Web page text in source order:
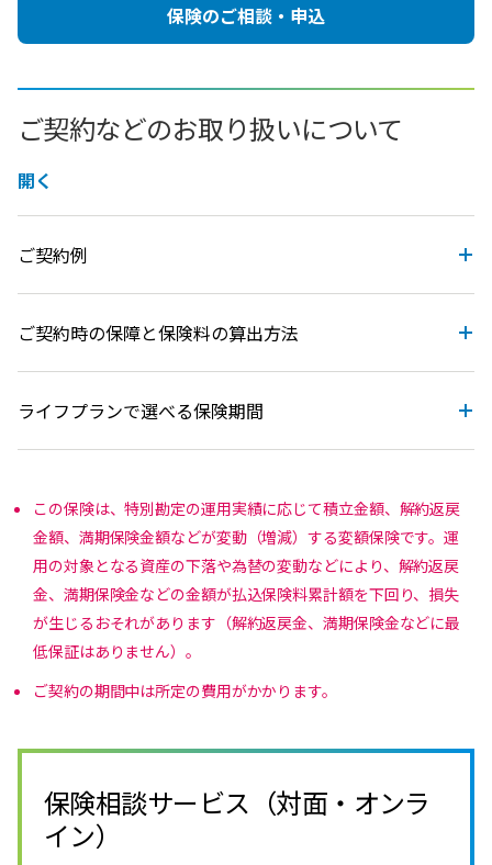
保険のご相談・申込
ご契約などのお取り扱いについて
開く
ご契約例
ご契約時の保障と保険料の算出方法
ライフプランで選べる保険期間
この保険は、特別勘定の運用実績に応じて積立金額、解約返戻
金額、満期保険金額などが変動（増減）する変額保険です。運
用の対象となる資産の下落や為替の変動などにより、解約返戻
金、満期保険金などの金額が払込保険料累計額を下回り、損失
が生じるおそれがあります（解約返戻金、満期保険金などに最
低保証はありません）。
ご契約の期間中は所定の費用がかかります。
保険相談サービス（対面・オンラ
イン）